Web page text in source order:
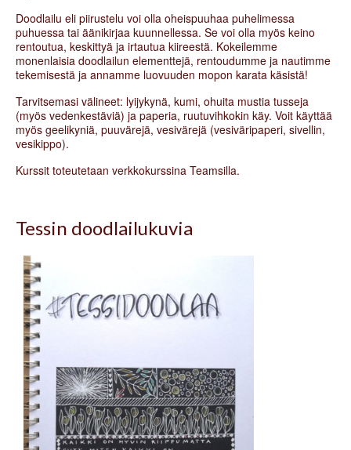
Doodlailu eli piirustelu voi olla oheispuuhaa puhelimessa
puhuessa tai äänikirjaa kuunnellessa. Se voi olla myös keino
rentoutua, keskittyä ja irtautua kiireestä. Kokeilemme
monenlaisia doodlailun elementtejä, rentoudumme ja nautimme
tekemisestä ja annamme luovuuden mopon karata käsistä!
Tarvitsemasi välineet: lyijykynä, kumi, ohuita mustia tusseja
(myös vedenkestäviä) ja paperia, ruutuvihkokin käy. Voit käyttää
myös geelikyniä, puuvärejä, vesivärejä (vesiväripaperi, sivellin,
vesikippo).
Kurssit toteutetaan verkkokurssina Teamsilla.
Tessin doodlailukuvia